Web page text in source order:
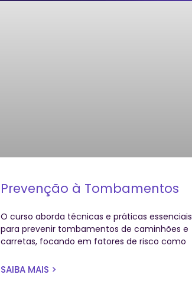
Prevenção à Tombamentos
O curso aborda técnicas e práticas essenciais
para prevenir tombamentos de caminhões e
carretas, focando em fatores de risco como
SAIBA MAIS >